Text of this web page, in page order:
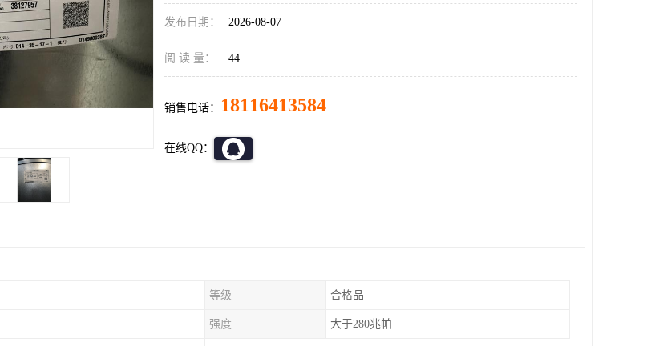
发布日期： 2026-08-07
阅 读 量： 44
销售电话： 18116413584
在线QQ：
等级 合格品
强度 大于280兆帕